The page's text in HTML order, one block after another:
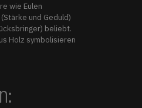
wie Eulen
und Geduld)
beliebt.
Holz symbolisieren